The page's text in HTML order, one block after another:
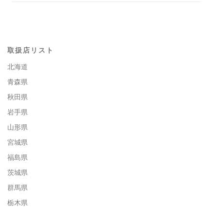
取扱店リスト
北海道
青森県
秋田県
岩手県
山形県
宮城県
福島県
茨城県
群馬県
栃木県